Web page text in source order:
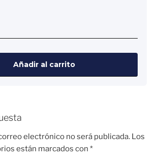
Añadir al carrito
electrónico no será publicada. Los
están marcados con*